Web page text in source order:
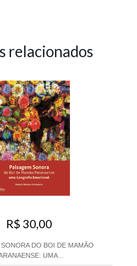
relacionados
R$ 30,00
DO BOI DE MAMÃO
UMA...